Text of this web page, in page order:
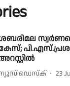
ഡെസ്ക് 23